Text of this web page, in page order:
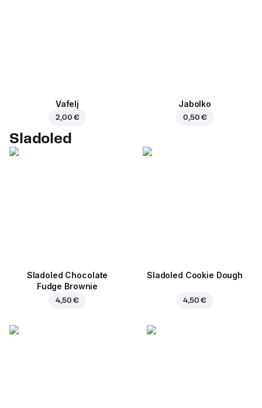
Vafelj
2,00 €
Jabolko
0,50 €
Sladoled
Sladoled Chocolate
Fudge Brownie
4,50 €
Sladoled Cookie Dough
4,50 €